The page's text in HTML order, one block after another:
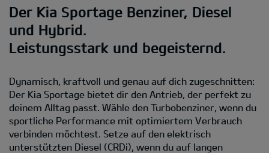
Der Kia Sportage Benziner, Diesel
und Hybrid.
Leistungsstark und begeisternd.
Dynamisch, kraftvoll und genau auf dich zugeschnitten:
Der Kia Sportage bietet dir den Antrieb, der perfekt zu
deinem Alltag passt. Wähle den Turbobenziner, wenn du
sportliche Performance mit optimiertem Verbrauch
verbinden möchtest. Setze auf den elektrisch
unterstützten Diesel (CRDi), wenn du auf langen